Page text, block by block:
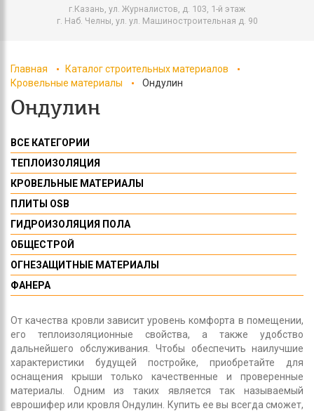
г.Казань, ул. Журналистов, д. 103, 1-й этаж
г. Наб. Челны, ул. ул. Машиностроительная д. 90
Главная
Каталог строительных материалов
Кровельные материалы
Ондулин
Ондулин
ВСЕ КАТЕГОРИИ
ТЕПЛОИЗОЛЯЦИЯ
КРОВЕЛЬНЫЕ МАТЕРИАЛЫ
ПЛИТЫ OSB
ГИДРОИЗОЛЯЦИЯ ПОЛА
ОБЩЕСТРОЙ
ОГНЕЗАЩИТНЫЕ МАТЕРИАЛЫ
ФАНЕРА
От качества кровли зависит уровень комфорта в помещении,
его теплоизоляционные свойства, а также удобство
дальнейшего обслуживания. Чтобы обеспечить наилучшие
характеристики будущей постройке, приобретайте для
оснащения крыши только качественные и проверенные
материалы. Одним из таких является так называемый
еврошифер или кровля Ондулин. Купить ее вы всегда сможет,